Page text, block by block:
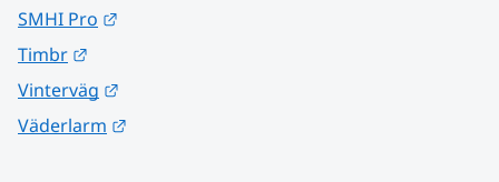
SMHI Pro
Timbr
Vinterväg
Väderlarm